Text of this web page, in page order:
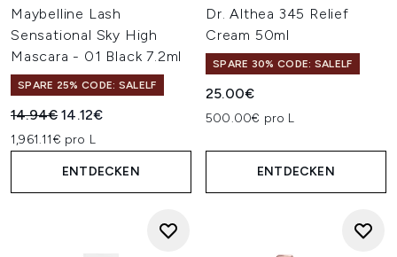
Maybelline Lash
Sensational Sky High
Mascara - 01 Black 7.2ml
SPARE 25% CODE: SALELF
Unverbindliche Preisempfehlung:
14.94€Aktueller Preis:
14.12€
1,961.11€ pro L
ENTDECKEN
Dr. Althea 345 Relief
Cream 50ml
SPARE 30% CODE: SALELF
25.00€
500.00€ pro L
ENTDECKEN